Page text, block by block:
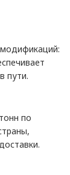
пути.
по